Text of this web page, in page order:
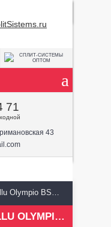
71
43
BSW-24 HN1
СПЛИТ-СИСТЕМА BALLU OLYMPIO BSW-24 HN1